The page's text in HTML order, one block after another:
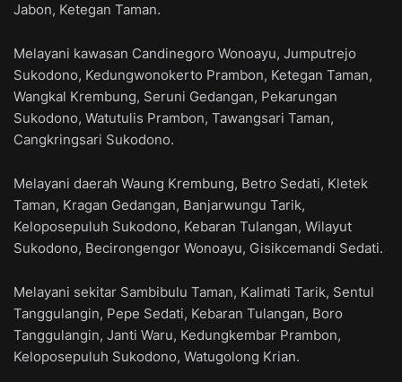
Jabon, Ketegan Taman.
Melayani kawasan Candinegoro Wonoayu, Jumputrejo
Sukodono, Kedungwonokerto Prambon, Ketegan Taman,
Wangkal Krembung, Seruni Gedangan, Pekarungan
Sukodono, Watutulis Prambon, Tawangsari Taman,
Cangkringsari Sukodono.
Melayani daerah Waung Krembung, Betro Sedati, Kletek
Taman, Kragan Gedangan, Banjarwungu Tarik,
Keloposepuluh Sukodono, Kebaran Tulangan, Wilayut
Sukodono, Becirongengor Wonoayu, Gisikcemandi Sedati.
Melayani sekitar Sambibulu Taman, Kalimati Tarik, Sentul
Tanggulangin, Pepe Sedati, Kebaran Tulangan, Boro
Tanggulangin, Janti Waru, Kedungkembar Prambon,
Keloposepuluh Sukodono, Watugolong Krian.